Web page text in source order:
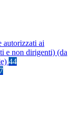
autorizzati ai
e non dirigenti) (da
44
7